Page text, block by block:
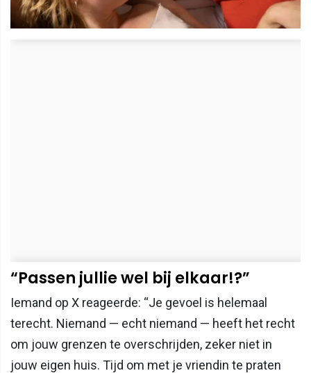
“Passen jullie wel bij elkaar!?”
Iemand op X reageerde: “Je gevoel is helemaal
terecht. Niemand — echt niemand — heeft het recht
om jouw grenzen te overschrijden, zeker niet in
jouw eigen huis. Tijd om met je vriendin te praten